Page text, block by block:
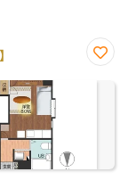
に入